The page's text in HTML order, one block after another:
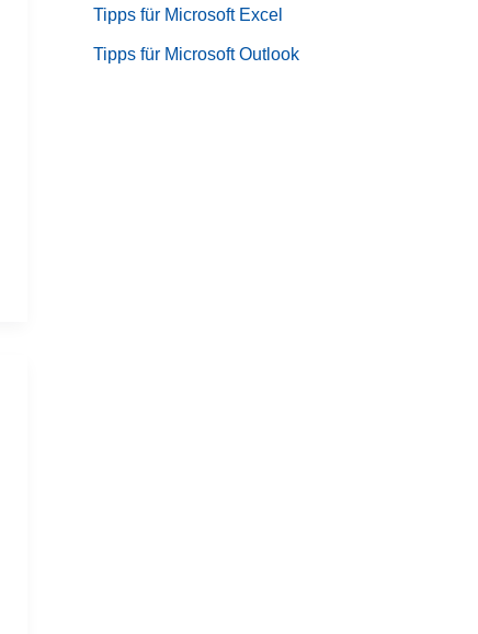
Tipps für Microsoft Excel
Tipps für Microsoft Outlook